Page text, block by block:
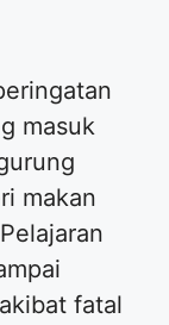
masuk
makan
fatal